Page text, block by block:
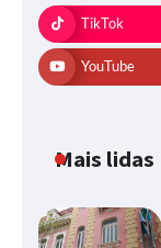
TikTok
YouTube
Mais lidas